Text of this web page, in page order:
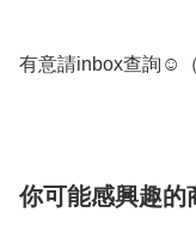
有意請inbox查詢☺️（
你可能感興趣的